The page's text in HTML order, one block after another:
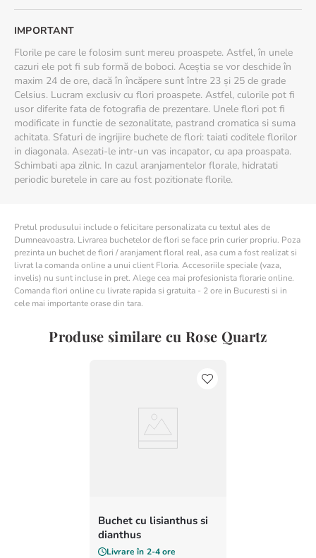
IMPORTANT
Florile pe care le folosim sunt mereu proaspete. Astfel, în unele
cazuri ele pot fi sub formă de boboci. Aceștia se vor deschide în
maxim 24 de ore, dacă în încăpere sunt între 23 și 25 de grade
Celsius. Lucram exclusiv cu flori proaspete. Astfel, culorile pot fi
usor diferite fata de fotografia de prezentare. Unele flori pot fi
modificate in functie de sezonalitate, pastrand cromatica si suma
achitata. Sfaturi de ingrijire buchete de flori: taiati coditele florilor
in diagonala. Asezati-le intr-un vas incapator, cu apa proaspata.
Schimbati apa zilnic. In cazul aranjamentelor florale, hidratati
periodic buretele in care au fost pozitionate florile.
Pretul produsului include o felicitare personalizata cu textul ales de
Dumneavoastra. Livrarea buchetelor de flori se face prin curier propriu. Poza
prezinta un buchet de flori / aranjament floral real, asa cum a fost realizat si
livrat la comanda online a unui client Floria. Accesoriile speciale (vaza,
invelis) nu sunt incluse in pret. Alege cea mai profesionista florarie online.
Comanda flori online cu livrate rapida si gratuita - 2 ore in Bucuresti si in
cele mai importante orase din tara.
Produse similare cu Rose Quartz
Buchet cu lisianthus si
dianthus
Livrare în 2-4 ore